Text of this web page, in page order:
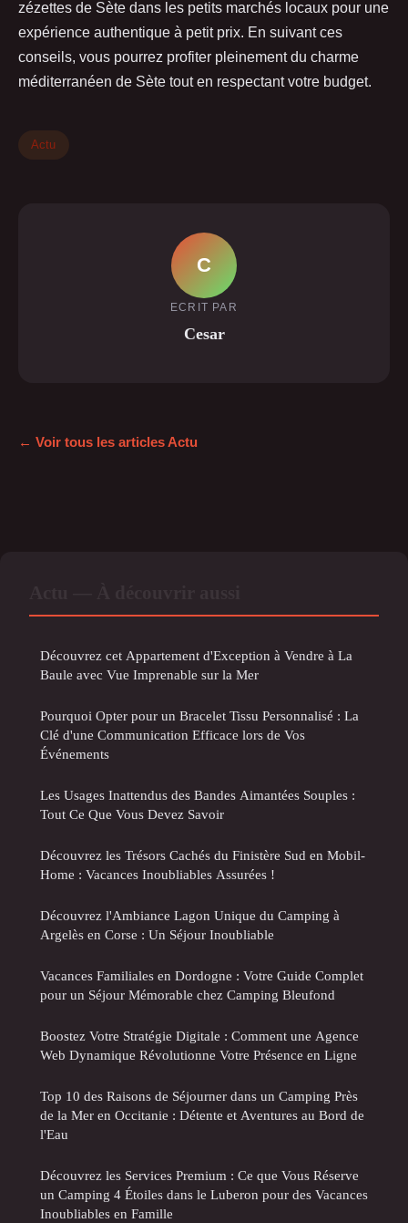
zézettes de Sète dans les petits marchés locaux pour une
expérience authentique à petit prix. En suivant ces
conseils, vous pourrez profiter pleinement du charme
méditerranéen de Sète tout en respectant votre budget.
Actu
C
ECRIT PAR
Cesar
← Voir tous les articles Actu
Découvrez cet Appartement d'Exception à Vendre à La
Baule avec Vue Imprenable sur la Mer
Pourquoi Opter pour un Bracelet Tissu Personnalisé : La
Clé d'une Communication Efficace lors de Vos
Événements
Les Usages Inattendus des Bandes Aimantées Souples :
Tout Ce Que Vous Devez Savoir
Découvrez les Trésors Cachés du Finistère Sud en Mobil-
Home : Vacances Inoubliables Assurées !
Découvrez l'Ambiance Lagon Unique du Camping à
Argelès en Corse : Un Séjour Inoubliable
Vacances Familiales en Dordogne : Votre Guide Complet
pour un Séjour Mémorable chez Camping Bleufond
Boostez Votre Stratégie Digitale : Comment une Agence
Web Dynamique Révolutionne Votre Présence en Ligne
Top 10 des Raisons de Séjourner dans un Camping Près
de la Mer en Occitanie : Détente et Aventures au Bord de
l'Eau
Découvrez les Services Premium : Ce que Vous Réserve
un Camping 4 Étoiles dans le Luberon pour des Vacances
Inoubliables en Famille